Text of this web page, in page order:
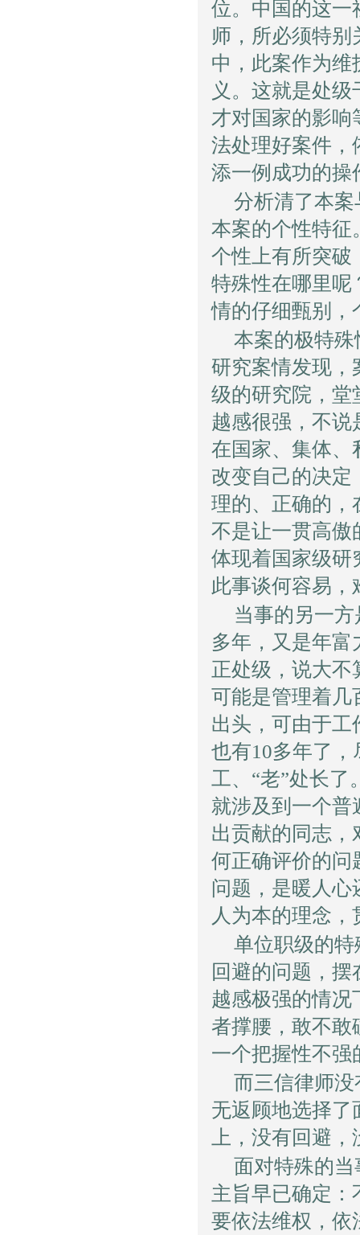
位。中国的这一
师，所必须特
中，此案作为维
义。这就是处
才对国家的影响
法处理好案件，
添一例成功的操
分析清了本
本案的个性特征
个性上有所突破
特殊性在哪里呢
情的仔细甄别，
本案的极特
研究案情发现，
级的研究院，堂
越感很强，不说
在国家、集体、
改变自己的决定
理的、正确的，
不是让一贯高傲
体现着国家级研
此事谈何容易，
当事的另一
多年，又是年
正处级，说大不
可能是管理着几
出头，可由于工
也有10多年了，
工、“老”处长
就涉及到一个普
出贡献的同志，
何正确评价的问
问题，是暖人心
人为本的理念
单位职级的
回避的问题，
越感极强的情况
者撑腰，敢不敢
一个把握性不强
而三信律师
无返顾地选择了
上，没有回避
面对特殊的
主旨早已确定：
要依法维权，依